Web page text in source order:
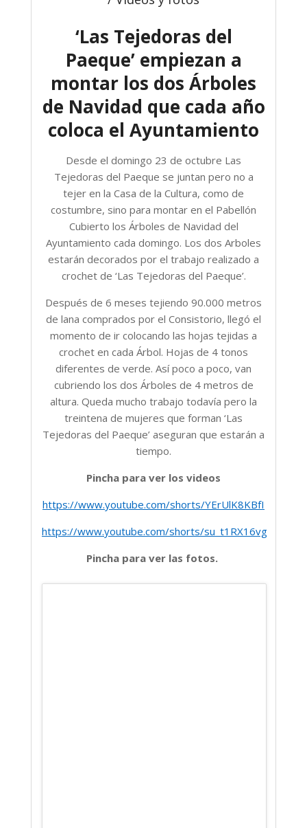
‘Las Tejedoras del
Paeque’ empiezan a
montar los dos Árboles
de Navidad que cada año
coloca el Ayuntamiento
Desde el domingo 23 de octubre Las
Tejedoras del Paeque se juntan pero no a
tejer en la Casa de la Cultura, como de
costumbre, sino para montar en el Pabellón
Cubierto los Árboles de Navidad del
Ayuntamiento cada domingo. Los dos Arboles
estarán decorados por el trabajo realizado a
crochet de ‘Las Tejedoras del Paeque’.
Después de 6 meses tejiendo 90.000 metros
de lana comprados por el Consistorio, llegó el
momento de ir colocando las hojas tejidas a
crochet en cada Árbol. Hojas de 4 tonos
diferentes de verde. Así poco a poco, van
cubriendo los dos Árboles de 4 metros de
altura. Queda mucho trabajo todavía pero la
treintena de mujeres que forman ‘Las
Tejedoras del Paeque’ aseguran que estarán a
tiempo.
Pincha para ver los videos
https://www.youtube.com/shorts/YErUlK8KBfI
https://www.youtube.com/shorts/su_t1RX16vg
Pincha para ver las fotos.